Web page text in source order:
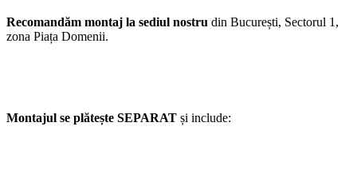
Recomandăm montaj la sediul nostru din București, Sectorul 1,
zona Piața Domenii.
Montajul se plătește SEPARAT și include: